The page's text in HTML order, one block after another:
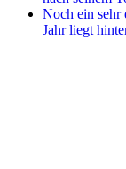
Noch ein sehr
Jahr liegt